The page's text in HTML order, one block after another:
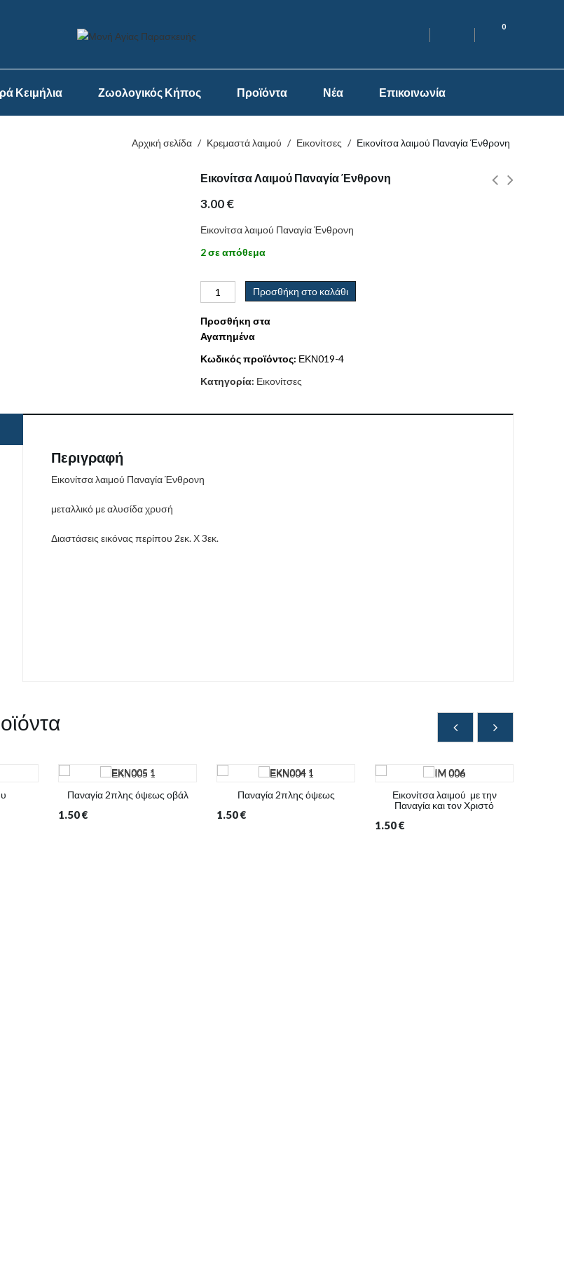
0
Κειμήλια Ζωολογικός Κήπος Προϊόντα Νέα Επικοινωνία
Αρχική σελίδα / Κρεμαστά λαιμού / Εικονίτσες / Εικονίτσα λαιμού Παναγία Ένθρονη
Εικονίτσα Λαιμού Παναγία Ένθρονη
3.00€
Εικονίτσα λαιμού Παναγία Ένθρονη
2 σε απόθεμα
Προσθήκη στο καλάθι
Προσθήκη στα
Αγαπημένα
Κωδικός προϊόντος: ΕΚΝ019-4
Κατηγορία: Εικονίτσες
Περιγραφή
Εικονίτσα λαιμού Παναγία Ένθρονη
μεταλλικό με αλυσίδα χρυσή
Διαστάσεις εικόνας περίπου 2εκ. Χ 3εκ.
Παναγία 2πλης όψεως οβάλ
1.50€
Παναγία 2πλης όψεως
1.50€
Εικονίτσα λαιμού με την
Παναγία και τον Χριστό
1.50€